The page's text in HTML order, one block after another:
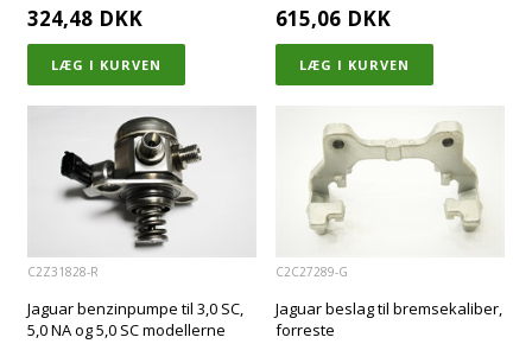
324,48 DKK 615,06 DKK
C2Z31828-R
Jaguar benzinpumpe til 3,0 SC,
5,0 NA og 5,0 SC modellerne
C2C27289-G
Jaguar beslag til bremsekaliber,
forreste